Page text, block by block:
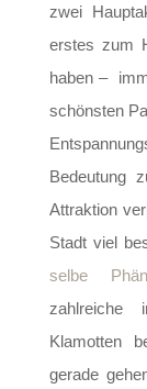
zwei
erstes zum
haben –
schönsten
Bedeutung
Attraktion
Stadt viel
selbe
zahlreiche
Klamotten
gerade